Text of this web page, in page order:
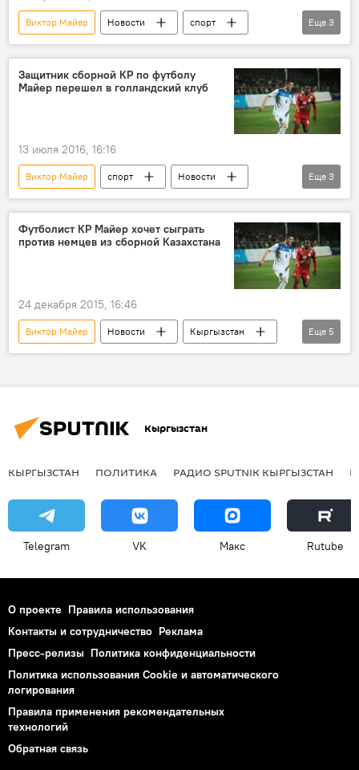
Виктор Майер Новости
спорт
Кыргызстан
футбол травма
Еще 3
Защитник сборной КР по футболу
Майер перешел в голландский клуб
13 июля 2016, 16:16
Виктор Майер спорт
Новости
Кыргызстан
клуб футбол
Еще 3
Футболист КР Майер хочет сыграть
против немцев из сборной Казахстана
24 декабря 2015, 16:46
Виктор Майер Новости
Кыргызстан
спорт
Германия
игра
Еще 5
Кыргызстан
КЫРГЫЗСТАН ПОЛИТИКА РАДИО SPUTNIK КЫРГЫЗСТАН
Telegram VK Макс Rutube
О проекте Правила использования
Контакты и сотрудничество Реклама
Пресс-релизы Политика конфиденциальности
Политика использования Cookie и автоматического
логирования
Правила применения рекомендательных
технологий
Обратная связь